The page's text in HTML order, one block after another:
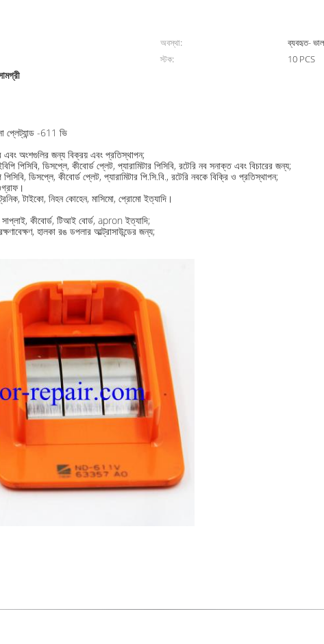
অবস্থা:
ব্যবহৃত-
স্টক:
10 PCS
-611 ভি
এবং অংশগুলির জন্য বিক্রয় এবং প্রতিস্থাপন;
পিসিবি, ডিসপ্লে, কীবোর্ড প্লেট, প্যারামিটার পিসিবি, রটেরি নব সনাক্ত এবং বিচারের জন্য;
ডিসপ্লে, কীবোর্ড প্লেট, প্যারামিটার পি.সি.বি., রটেরি নবকে বিক্রি ও প্রতিস্থাপন;
টাইকো, নিহন কোহেন, মাসিমো, প্রোমো ইত্যাদি।
কীবোর্ড, টিআই বোর্ড, apron ইত্যাদি;
হালকা রঙ ডপলার আল্ট্রাসাউন্ডের জন্য;